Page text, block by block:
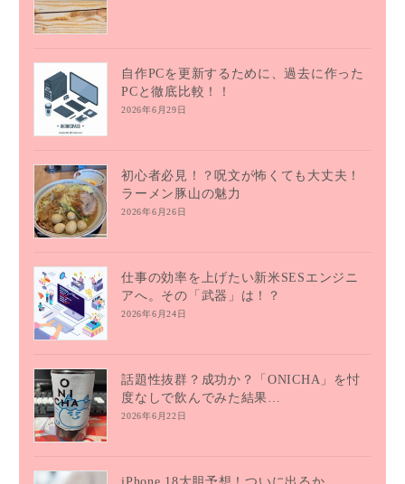
自作PCを更新するために、過去に作った
PCと徹底比較！！
2026年6月29日
初心者必見！？呪文が怖くても大丈夫！
ラーメン豚山の魅力
2026年6月26日
仕事の効率を上げたい新米SESエンジニ
アへ。その「武器」は！？
2026年6月24日
話題性抜群？成功か？「ONICHA」を忖
度なしで飲んでみた結果…
2026年6月22日